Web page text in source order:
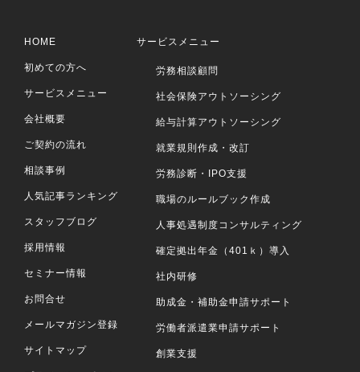
HOME
初めての方へ
サービスメニュー
会社概要
ご契約の流れ
相談事例
人気記事ランキング
スタッフブログ
採用情報
セミナー情報
お問合せ
メールマガジン登録
サイトマップ
サービスメニュー
労務相談顧問
社会保険アウトソーシング
給与計算アウトソーシング
就業規則作成・改訂
労務診断・IPO支援
職場のルールブック作成
人事処遇制度コンサルティング
確定拠出年金（401ｋ）導入
社内研修
助成金・補助金申請サポート
労働者派遣業申請サポート
創業支援